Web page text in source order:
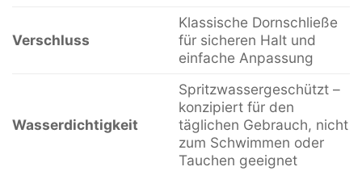
Verschluss
Klassische Dornschließe
für sicheren Halt und
einfache Anpassung
Wasserdichtigkeit
Spritzwassergeschützt –
konzipiert für den
täglichen Gebrauch, nicht
zum Schwimmen oder
Tauchen geeignet